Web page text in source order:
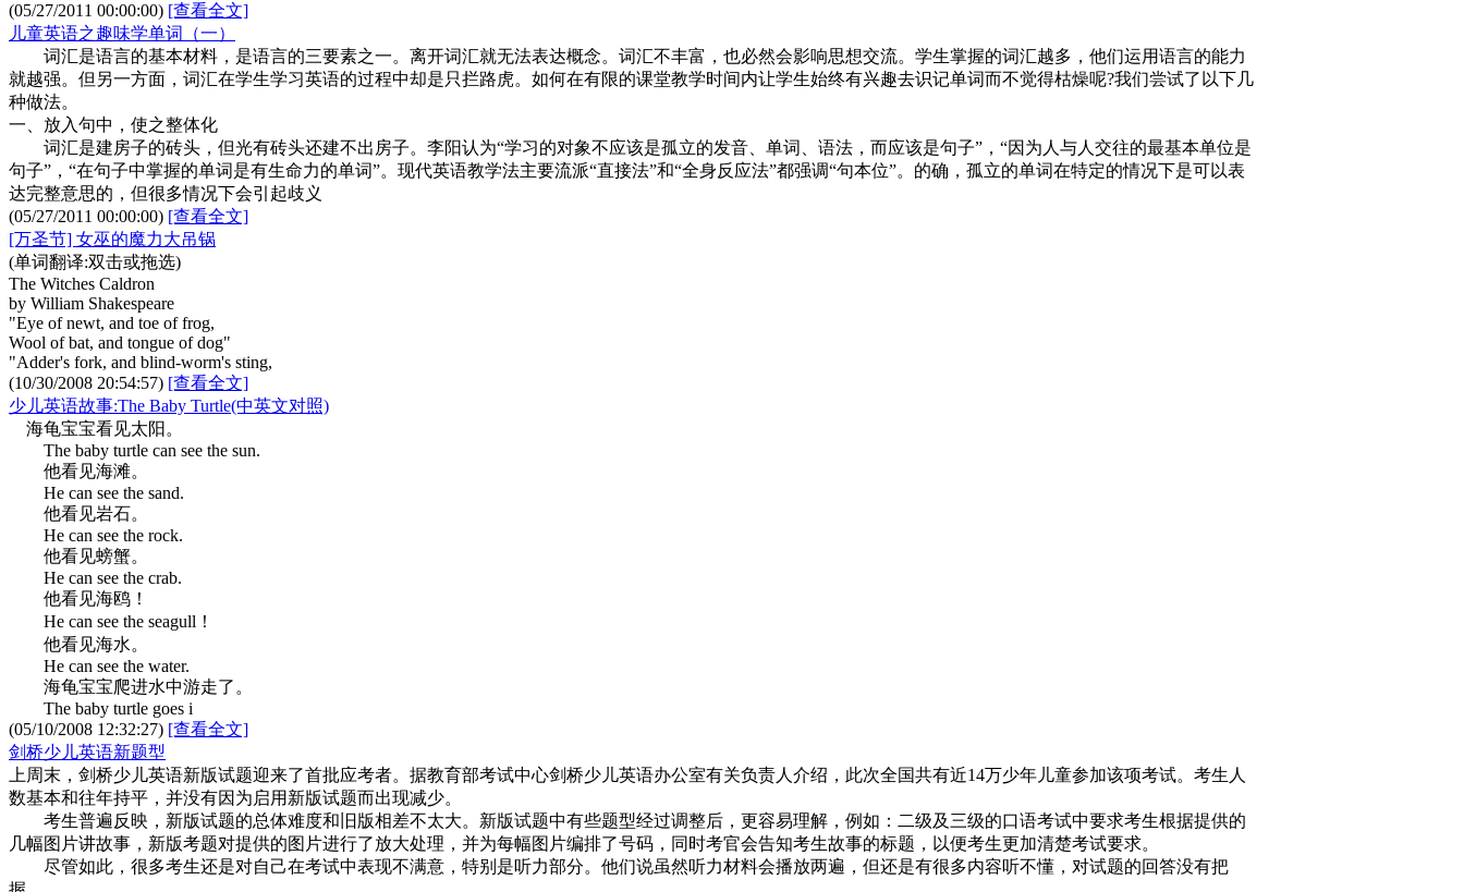
(05/27/2011 00:00:00) [查看全文]
儿童英语之趣味学单词（一）
词汇是语言的基本材料，是语言的三要素之一。离开词汇就无法表达概念。词汇不丰富，也必然会影响思想交流。学生掌握的词汇越多，他们运用语言的能力
就越强。但另一方面，词汇在学生学习英语的过程中却是只拦路虎。如何在有限的课堂教学时间内让学生始终有兴趣去识记单词而不觉得枯燥呢?我们尝试了以下几
种做法。
一、放入句中，使之整体化
词汇是建房子的砖头，但光有砖头还建不出房子。李阳认为“学习的对象不应该是孤立的发音、单词、语法，而应该是句子”，“因为人与人交往的最基本单位是
句子”，“在句子中掌握的单词是有生命力的单词”。现代英语教学法主要流派“直接法”和“全身反应法”都强调“句本位”。的确，孤立的单词在特定的情况下是可以表
达完整意思的，但很多情况下会引起歧义
(05/27/2011 00:00:00) [查看全文]
[万圣节] 女巫的魔力大吊锅
(单词翻译:双击或拖选)
The Witches Caldron
by William Shakespeare
"Eye of newt, and toe of frog,
Wool of bat, and tongue of dog"
"Adder's fork, and blind-worm's sting,
(10/30/2008 20:54:57) [查看全文]
少儿英语故事:The Baby Turtle(中英文对照)
海龟宝宝看见太阳。
The baby turtle can see the sun.
他看见海滩。
He can see the sand.
他看见岩石。
He can see the rock.
他看见螃蟹。
He can see the crab.
他看见海鸥！
He can see the seagull！
他看见海水。
He can see the water.
海龟宝宝爬进水中游走了。
The baby turtle goes i
(05/10/2008 12:32:27) [查看全文]
剑桥少儿英语新题型
上周末，剑桥少儿英语新版试题迎来了首批应考者。据教育部考试中心剑桥少儿英语办公室有关负责人介绍，此次全国共有近14万少年儿童参加该项考试。考生人
数基本和往年持平，并没有因为启用新版试题而出现减少。
考生普遍反映，新版试题的总体难度和旧版相差不太大。新版试题中有些题型经过调整后，更容易理解，例如：二级及三级的口语考试中要求考生根据提供的
几幅图片讲故事，新版考题对提供的图片进行了放大处理，并为每幅图片编排了号码，同时考官会告知考生故事的标题，以便考生更加清楚考试要求。
尽管如此，很多考生还是对自己在考试中表现不满意，特别是听力部分。他们说虽然听力材料会播放两遍，但还是有很多内容听不懂，对试题的回答没有把